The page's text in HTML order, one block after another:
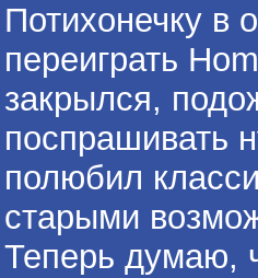
Потихонечку в
переиграть
закрылся,
поспрашивать
полюбил
старыми
Теперь думаю,